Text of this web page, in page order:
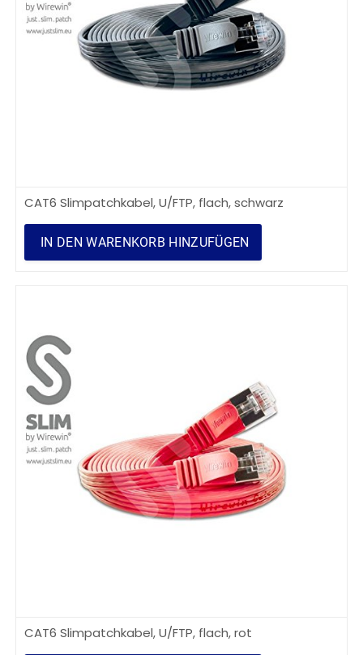
CAT6 Slimpatchkabel, U/FTP, flach, schwarz
IN DEN WARENKORB HINZUFÜGEN
CAT6 Slimpatchkabel, U/FTP, flach, rot